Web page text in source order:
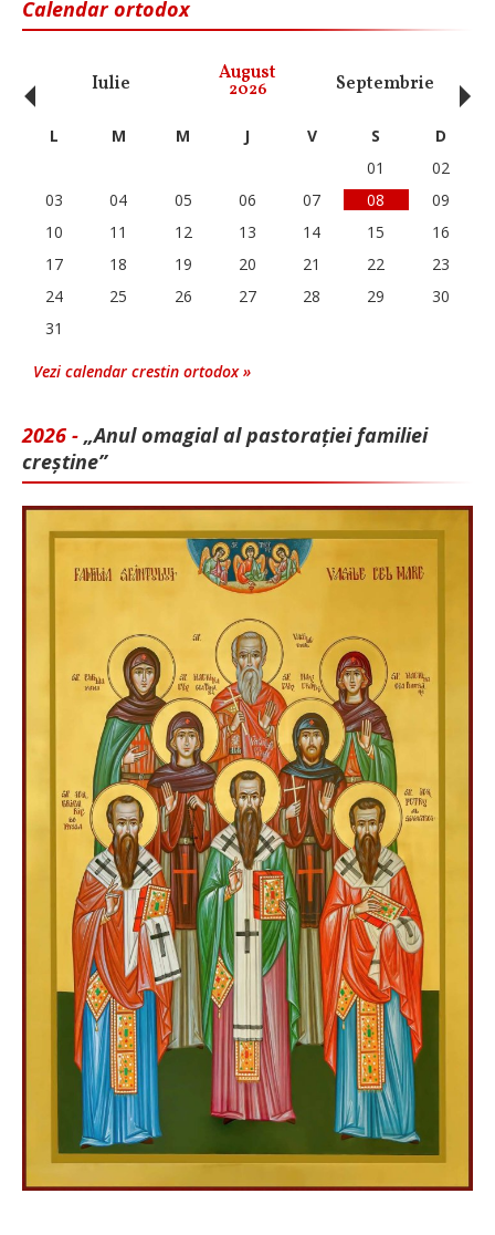
Calendar ortodox
Iulie August
2026 Septembrie
‹ L M M J V S
D
01
02
03
04 05 06 07 08
09
10
11 12 13 14 15
16
17
18 19 20 21 22
23
24
25 26 27 28 29
30
31
Vezi calendar crestin ortodox »
2026 - „Anul omagial al pastorației familiei
creștine”